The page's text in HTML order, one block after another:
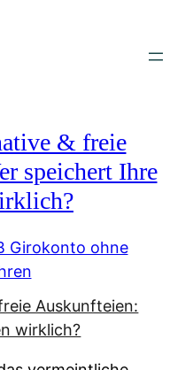
& freie
speichert Ihre
Girokonto ohne